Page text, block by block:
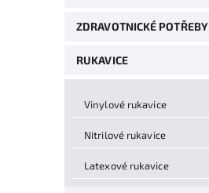
ZDRAVOTNICKÉ POTŘEBY
RUKAVICE
Vinylové rukavice
Nitrilové rukavice
Latexové rukavice